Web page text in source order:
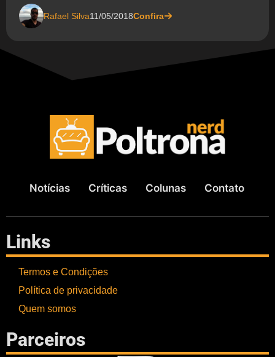
Rafael Silva11/05/2018Confira
Notícias Críticas Colunas Contato
Links
Termos e Condições
Política de privacidade
Quem somos
Parceiros